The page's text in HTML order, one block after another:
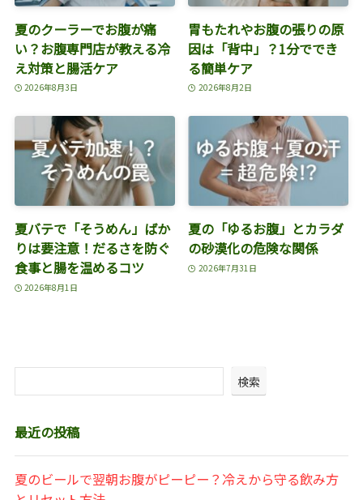
夏のクーラーでお腹が痛
い？お腹専門店が教える冷
え対策と腸活ケア
2026年8月3日
胃もたれやお腹の張りの原
因は「背中」？1分ででき
る簡単ケア
2026年8月2日
夏バテで「そうめん」ばか
りは要注意！だるさを防ぐ
食事と腸を温めるコツ
2026年8月1日
夏の「ゆるお腹」とカラダ
の砂漠化の危険な関係
2026年7月31日
検索
最近の投稿
夏のビールで翌朝お腹がピーピー？冷えから守る飲み方